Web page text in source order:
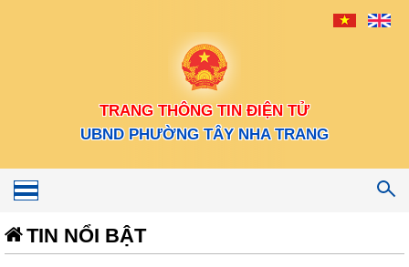
TRANG THÔNG TIN ĐIỆN TỬ
UBND PHƯỜNG TÂY NHA TRANG
Toggle
navigation
TIN NỔI BẬT